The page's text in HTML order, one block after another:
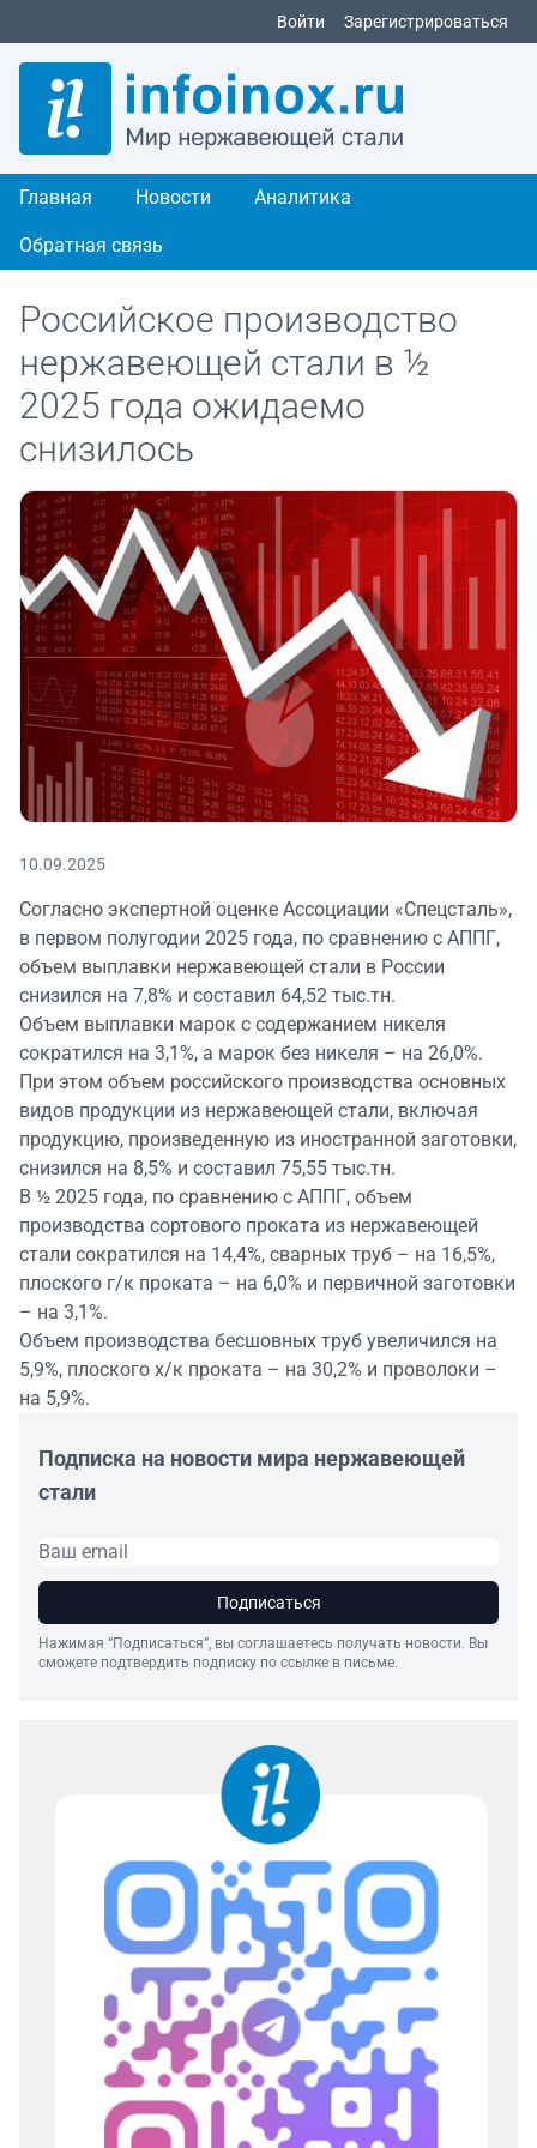
Войти Зарегистрироваться
Главная Новости Аналитика
Обратная связь
Российское производство
нержавеющей стали в ½
2025 года ожидаемо
снизилось
10.09.2025
Согласно экспертной оценке Ассоциации «Спецсталь»,
в первом полугодии 2025 года, по сравнению с АППГ,
объем выплавки нержавеющей стали в России
снизился на 7,8% и составил 64,52 тыс.тн.
Объем выплавки марок с содержанием никеля
сократился на 3,1%, а марок без никеля – на 26,0%.
При этом объем российского производства основных
видов продукции из нержавеющей стали, включая
продукцию, произведенную из иностранной заготовки,
снизился на 8,5% и составил 75,55 тыс.тн.
В ½ 2025 года, по сравнению с АППГ, объем
производства сортового проката из нержавеющей
стали сократился на 14,4%, сварных труб – на 16,5%,
плоского г/к проката – на 6,0% и первичной заготовки
– на 3,1%.
Объем производства бесшовных труб увеличился на
5,9%, плоского х/к проката – на 30,2% и проволоки –
на 5,9%.
Подписка на новости мира нержавеющей
стали
Подписаться
Нажимая “Подписаться”, вы соглашаетесь получать новости. Вы
сможете подтвердить подписку по ссылке в письме.